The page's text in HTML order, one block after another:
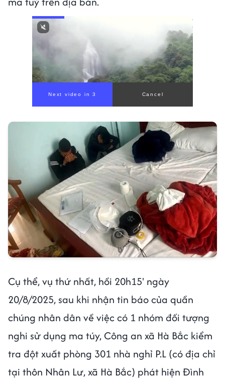
Next video in 1 Cancel
Cụ thể, vụ thứ nhất, hồi 20h15' ngày
20/8/2025, sau khi nhận tin báo của quần
chúng nhân dân về việc có 1 nhóm đối tượng
nghi sử dụng ma túy, Công an xã Hà Bắc kiểm
tra đột xuất phòng 301 nhà nghỉ P.L (có địa chỉ
tại thôn Nhân Lư, xã Hà Bắc) phát hiện Đình